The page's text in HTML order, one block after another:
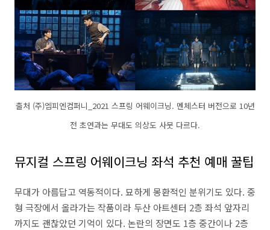
출처 (주)엠피엔컴퍼니_2021 스프링 어웨이크닝. 멘체스터 버전으로 10년
전 초연과는 무대도 의상도 사뭇 다르다.
뮤지컬 스프링 어웨이크닝 좌석 추천 예매 꿀팁
무대가 아름답고 역동적이다. 묘하게 몽환적인 분위기도 있다. 중
형 극장에서 올라가는 작품이라 두산 아트센터 2층 좌석 앞자리
까지도 괜찮았던 기억이 있다. 논란의 장면도 1층 중간이나 2층